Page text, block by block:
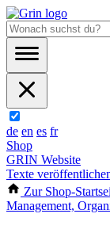
de en es fr
Shop
GRIN Website
Texte
Zur Shop-
Management,